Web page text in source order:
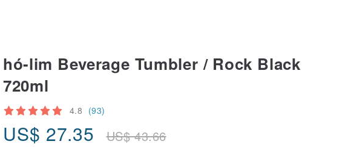
hó-lim Beverage Tumbler / Rock Black
720ml
4.8 (93)
US$ 27.35 US$43.66